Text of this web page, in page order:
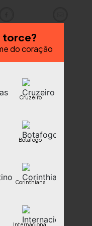
torce?
do coração
Cruzeiro
Botafogo
Corinthians
Internacional